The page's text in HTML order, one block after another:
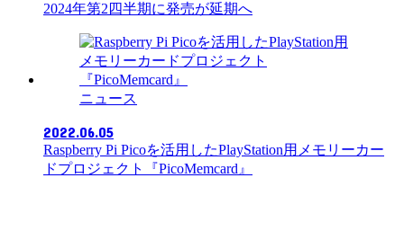
2024年第2四半期に発売が延期へ
ニュース
2022.06.05
Raspberry Pi Picoを活用したPlayStation用メモリーカー
ドプロジェクト『PicoMemcard』